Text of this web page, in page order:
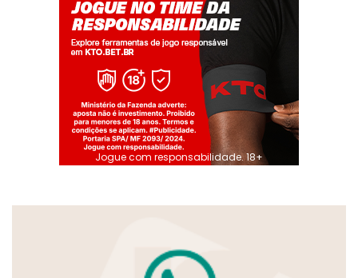
Jogue com responsabilidade. 18+